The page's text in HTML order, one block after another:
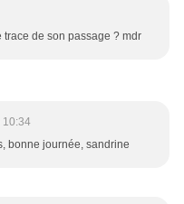
de son passage ? mdr
10:34
bonne journée, sandrine